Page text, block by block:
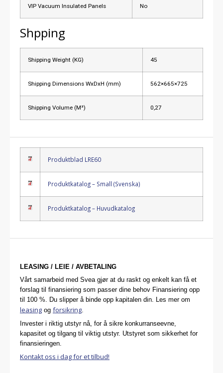
VIP Vacuum Insulated Panels No
Shpping
Shipping Weight (KG) 45
Shipping Dimensions WxDxH (mm) 562×665×725
Shipping Volume (M³) 0,27
Produktblad LRE60
Produktkatalog – Small (Svenska)
Produktkatalog – Huvudkatalog
LEASING / LEIE / AVBETALING
Vårt samarbeid med Svea gjør at du raskt og enkelt kan få et
forslag til finansiering som passer dine behov Finansiering opp
til 100 %. Du slipper å binde opp kapitalen din. Les mer om
leasing og forsikring.
Invester i riktig utstyr nå, for å sikre konkurranseevne,
kapasitet og tilgang til viktig utstyr. Utstyret som sikkerhet for
finansieringen.
Kontakt oss i dag for et tilbud!